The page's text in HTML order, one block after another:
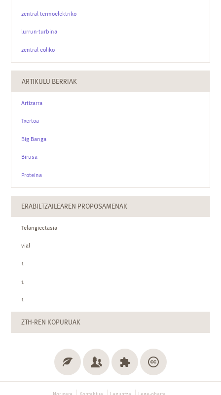
zentral termoelektriko
lurrun-turbina
zentral eoliko
ARTIKULU BERRIAK
Artizarra
Txertoa
Big Banga
Birusa
Proteina
ERABILTZAILEAREN PROPOSAMENAK
Telangiectasia
vial
1
1
1
ZTH-REN KOPURUAK